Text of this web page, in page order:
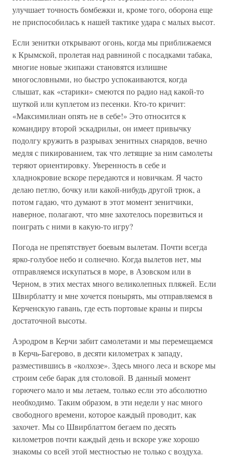
улучшает точность бомбежки и, кроме того, оборона еще
не приспособилась к нашей тактике удара с малых высот.
Если зенитки открывают огонь, когда мы приближаемся
к Крымской, пролетая над равниной с посадками табака,
многие новые экипажи становятся излишне
многословными, но быстро успокаиваются, когда
слышат, как «старики» смеются по радио над какой-то
шуткой или куплетом из песенки. Кто-то кричит:
«Максимилиан опять не в себе!» Это относится к
командиру второй эскадрильи, он имеет привычку
подолгу кружить в разрывах зенитных снарядов, вечно
медля с пикированием, так что летящие за ним самолеты
теряют ориентировку. Уверенность в себе и
хладнокровие вскоре передаются и новичкам. Я часто
делаю петлю, бочку или какой-нибудь другой трюк, а
потом гадаю, что думают в этот момент зенитчики,
наверное, полагают, что мне захотелось порезвиться и
поиграть с ними в какую-то игру?
Погода не препятствует боевым вылетам. Почти всегда
ярко-голубое небо и солнечно. Когда вылетов нет, мы
отправляемся искупаться в море, в Азовском или в
Черном, в этих местах много великолепных пляжей. Если
Швирблатту и мне хочется понырять, мы отправляемся в
Керченскую гавань, где есть портовые краны и пирсы
достаточной высоты.
Аэродром в Керчи забит самолетами и мы перемещаемся
в Керчь-Багерово, в десяти километрах к западу,
разместившись в «колхозе». Здесь много леса и вскоре мы
строим себе барак для столовой. В данный момент
горючего мало и мы летаем, только если это абсолютно
необходимо. Таким образом, в эти недели у нас много
свободного времени, которое каждый проводит, как
захочет. Мы со Швирблаттом бегаем по десять
километров почти каждый день и вскоре уже хорошо
знакомы со всей этой местностью не только с воздуха.